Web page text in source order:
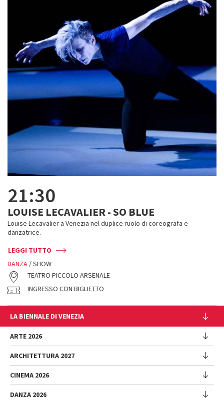
21:30
LOUISE LECAVALIER - SO BLUE
Louise Lecavalier a Venezia nel duplice ruolo di coreografa e
danzatrice.
LEGGI TUTTO
DANZA / SHOW
TEATRO PICCOLO ARSENALE
INGRESSO CON BIGLIETTO
LA BIENNALE DI VENEZIA
L'Istituzione
Cariche istituzionali
Storia
Luoghi
Sponsorship
ARTE 2026
Esposizione
Intervento di Pietrangelo Buttafuoco
Intervento di Koyo Kouoh / La squadra di Koyo Kouoh
ARCHITETTURA 2027
Mostra
CINEMA 2026
Mostra
DANZA 2026